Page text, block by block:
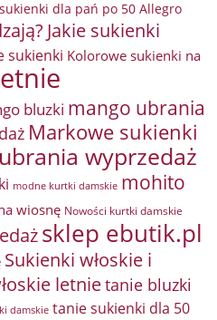
dla pań po 50 Allegro
Jakie sukienki
sukienki Kolorowe sukienki na
bluzki mango ubrania
Markowe sukienki
wyprzedaż
modne kurtki damskie mohito
wiosnę Nowości kurtki damskie
sklep ebutik.pl
Sukienki włoskie i
letnietanie bluzki
damskie tanie sukienki dla 50